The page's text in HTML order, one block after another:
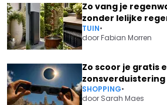
Zo vang je
zonder lelijke
TUIN•
doorFabian Morren
Zo scoor je gratis
zonsverduistering
SHOPPING•
door Sarah Maes